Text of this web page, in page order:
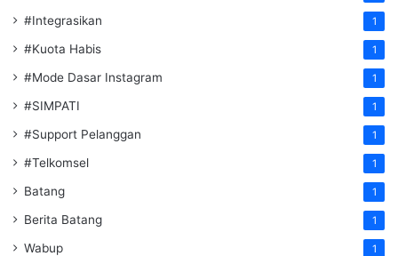
#Integrasikan 1
#Kuota Habis 1
#Mode Dasar Instagram 1
#SIMPATI 1
#Support Pelanggan 1
#Telkomsel 1
Batang 1
Berita Batang 1
Wabup 1